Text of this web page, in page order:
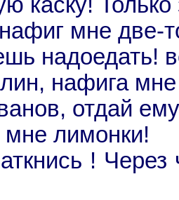
мне две-
надоедать!
нафига мне
отдай
лимонки!
!